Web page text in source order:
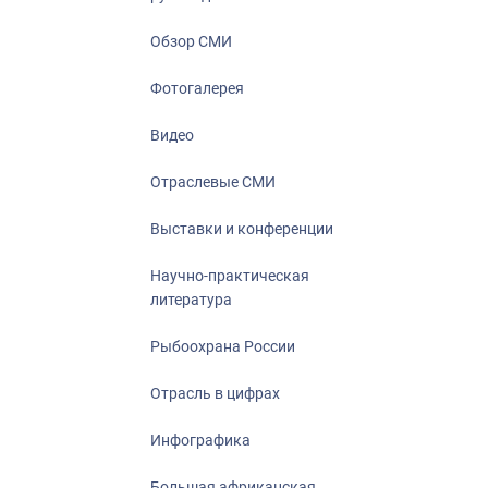
Большая
Укрепление
События в
Обзор СМИ
Фотогалерея
Видео
Отраслевые СМИ
Выставки и конференции
Научно-практическая
литература
Рыбоохрана России
Отрасль в цифрах
Инфографика